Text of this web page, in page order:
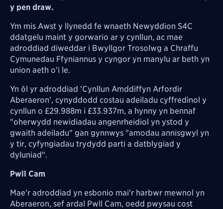
y pen draw.
Ym mis Awst y llynedd fe wnaeth Newyddion S4C
ddatgelu maint y gorwario ar y cynllun, ac mae
adroddiad diweddar i Bwyllgor Trosolwg a Chraffu
Cymunedau Ffyniannus y cyngor yn manylu ar beth yn
union aeth o'i le.
Yn ôl yr adroddiad 'Cynllun Amddiffyn Arfordir
Aberaeron', cynyddodd costau adeiladu cyffredinol y
cynllun o £29.988m i £33.937m, a hynny yn bennaf
"oherwydd newidiadau angenrheidiol yn ystod y
gwaith adeiladu" gan gynnwys "amodau annisgwyl yn
y tir, cyfyngiadau trydydd parti a datblygiad y
dyluniad".
Pwll Cam
Mae'r adroddiad yn esbonio mai'r harbwr mewnol yn
Aberaeron, sef ardal Pwll Cam, oedd pwysau cost